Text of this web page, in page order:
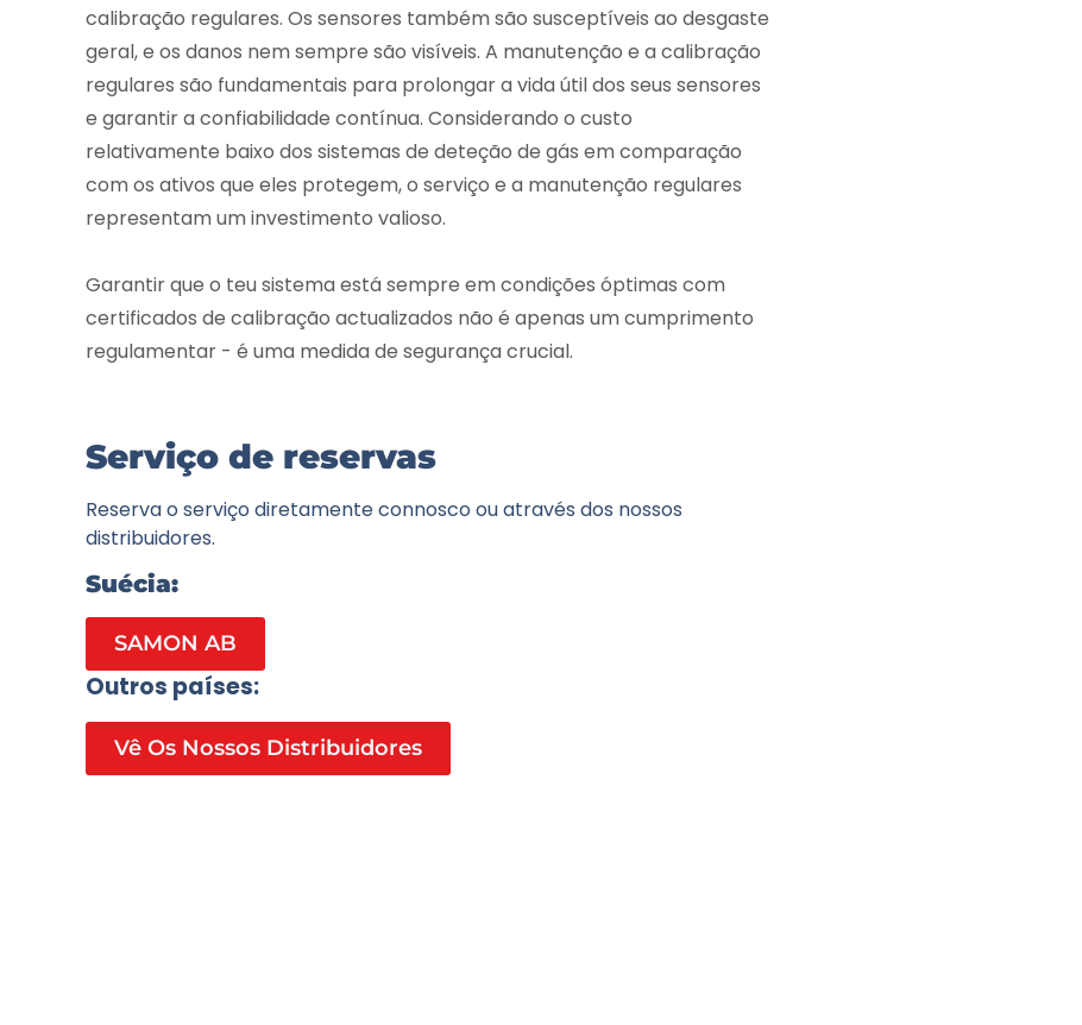
calibração regulares. Os sensores também são susceptíveis ao desgaste
geral, e os danos nem sempre são visíveis. A manutenção e a calibração
regulares são fundamentais para prolongar a vida útil dos seus sensores
e garantir a confiabilidade contínua. Considerando o custo
relativamente baixo dos sistemas de deteção de gás em comparação
com os ativos que eles protegem, o serviço e a manutenção regulares
representam um investimento valioso.
Garantir que o teu sistema está sempre em condições óptimas com
certificados de calibração actualizados não é apenas um cumprimento
regulamentar - é uma medida de segurança crucial.
Serviço de reservas
Reserva o serviço diretamente connosco ou através dos nossos
distribuidores.
Suécia:
SAMON AB
Outros países:
Vê Os Nossos Distribuidores